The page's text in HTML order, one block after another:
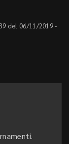
del 06/11/2019 -